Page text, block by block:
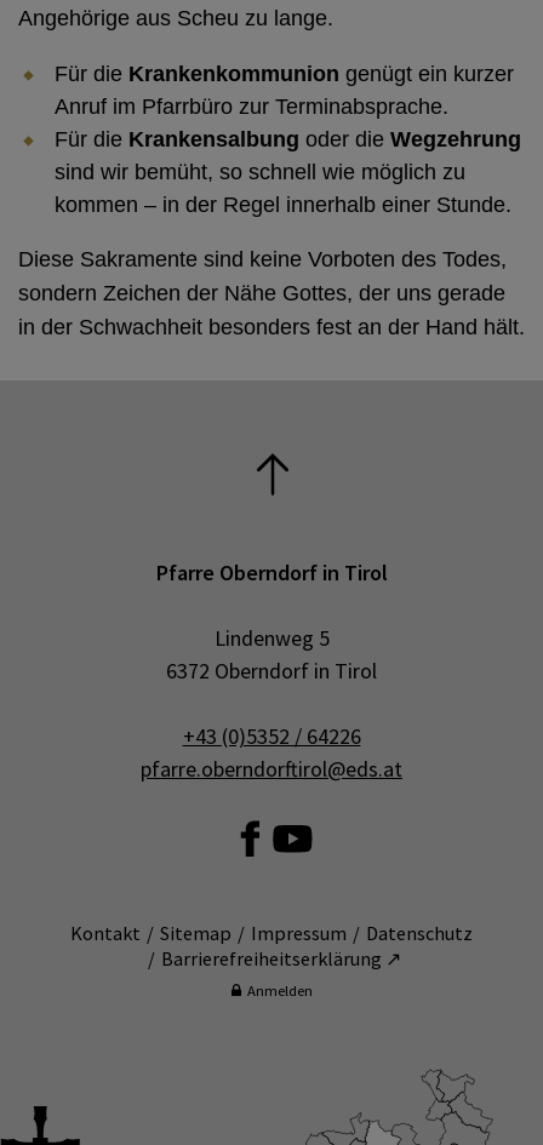
Angehörige aus Scheu zu lange.
Für die Krankenkommunion genügt ein kurzer
Anruf im Pfarrbüro zur Terminabsprache.
Für die Krankensalbung oder die Wegzehrung
sind wir bemüht, so schnell wie möglich zu
kommen – in der Regel innerhalb einer Stunde.
Diese Sakramente sind keine Vorboten des Todes,
sondern Zeichen der Nähe Gottes, der uns gerade
in der Schwachheit besonders fest an der Hand hält.
Pfarre Oberndorf in Tirol
Lindenweg 5
6372 Oberndorf in Tirol
+43 (0)5352 / 64226
pfarre.oberndorftirol@eds.at
Kontakt Sitemap Impressum
Datenschutz
Barrierefreiheitserklärung ↗
Anmelden